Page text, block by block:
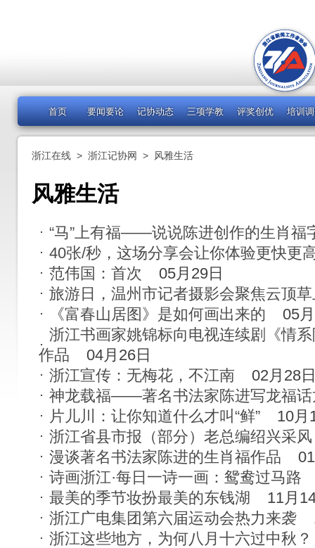
首页 要闻要论 记协动态 三项学教 评奖创优 培训
浙江在线 > 浙江记协网 > 风雅生活
风雅生活
“马”上有福——说说陈进创作的生肖福
40张/秒，这场分享会让你体验更快更
范伟国：首次
05月29日
旅游日，温州市记者摄影会聚焦云顶
《富春山居图》是如何画出来的
05
浙江书画家姚锦标向电视连续剧《情
作品
04月26日
浙江宣传：无梅花，不江南
02月28
神龙载福——著名书法家陈进写龙福话
片儿川：让你知道什么才叫“鲜”
10月
浙江省县市报（部分）老总编绍兴采风
漫谈著名书法家陈进的生肖福作品
诗画浙江·每日一诗一画：鸳鸯过马路
最美的季节妆扮最美的东钱湖
11月
浙江广电集团第六届运动会热力来袭
浙江这些地方，为何八月十六过中秋？